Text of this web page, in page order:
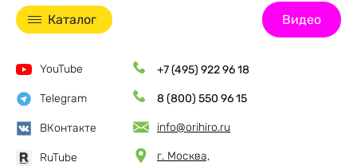
Каталог Видео
YouTube
Telegram
ВКонтакте
RuTube
+7 (495) 922 96 18
8 (800) 550 96 15
info@orihiro.ru
г. Москва,